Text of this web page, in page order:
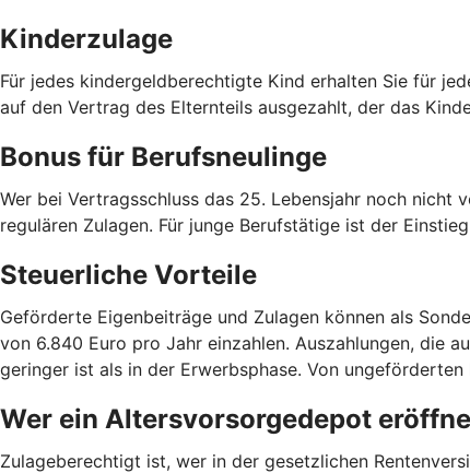
Kinderzulage
Für jedes kindergeldberechtigte Kind erhalten Sie für
auf den Vertrag des Elternteils ausgezahlt, der das
Bonus für Berufsneulinge
Wer bei Vertragsschluss das 25. Lebensjahr noch
regulären Zulagen. Für junge Berufstätige ist der
Steuerliche Vorteile
Geförderte Eigenbeiträge und Zulagen können als
von 6.840 Euro pro Jahr einzahlen. Auszahlungen, die
geringer ist als in der Erwerbsphase. Von
Wer ein Altersvorsorgedepot
Zulageberechtigt ist, wer in der gesetzlichen